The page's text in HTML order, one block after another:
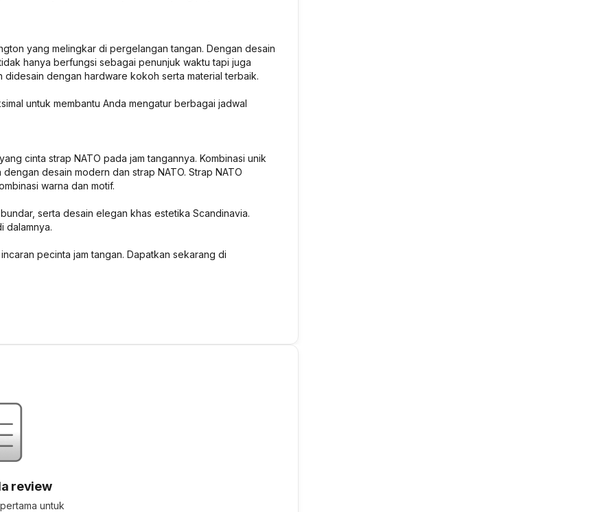
yang melingkar di pergelangan tangan. Dengan desain
hanya berfungsi sebagai penunjuk waktu tapi juga
dengan hardware kokoh serta material terbaik.
untuk membantu Anda mengatur berbagai jadwal
cinta strap NATO pada jam tangannya. Kombinasi unik
desain modern dan strap NATO. Strap NATO
warna dan motif.
serta desain elegan khas estetika Scandinavia.
dalamnya.
pecinta jam tangan. Dapatkan sekarang di
review
untuk